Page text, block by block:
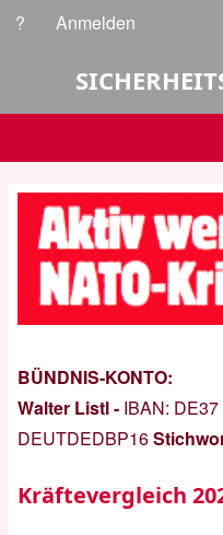
Direkt
Benutzermenü
? Anmelden
Hauptnavigation
BÜNDNIS-KONTO:
Walter Listl - IBAN:
DEUTDEDBP16
Kräftevergleich